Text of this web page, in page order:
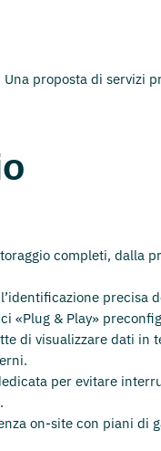
Una proposta di servizi
completi, dalla
precisa
«Plug & Play»
di visualizzare dati in
per evitare
on-site con piani di